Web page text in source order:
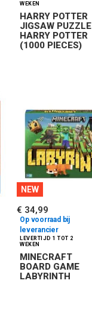
HARRY POTTER
JIGSAW PUZZLE
HARRY POTTER
(1000 PIECES)
NEW
MINECRAFT
BOARD GAME
LABYRINTH
€ 34,99
Op voorraad bij
leverancier